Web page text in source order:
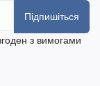
Підпишіться
з вимогами